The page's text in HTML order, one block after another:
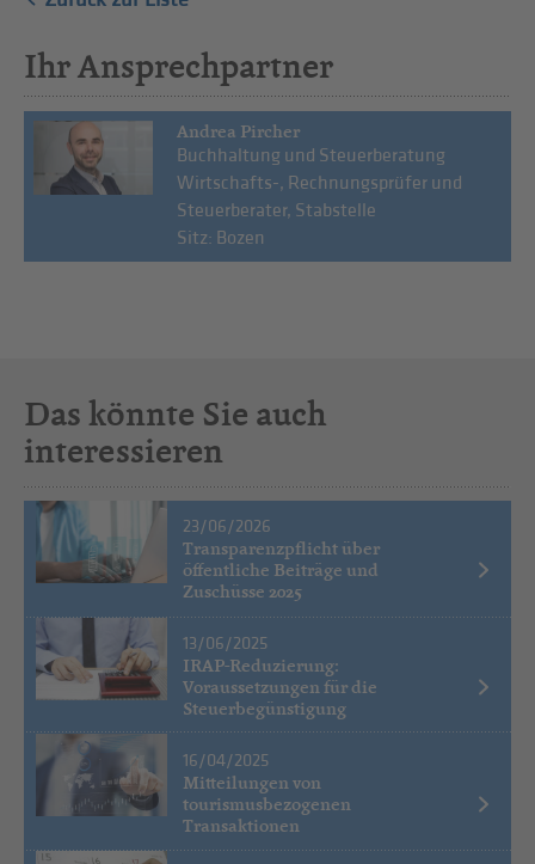
Ihr Ansprechpartner
Andrea Pircher
Buchhaltung und Steuerberatung
Wirtschafts-, Rechnungsprüfer und
Steuerberater, Stabstelle
Sitz: Bozen
Das könnte Sie auch
interessieren
23/06/2026
Transparenzpflicht über
öffentliche Beiträge und
Zuschüsse 2025
13/06/2025
IRAP-Reduzierung:
Voraussetzungen für die
Steuerbegünstigung
16/04/2025
Mitteilungen von
tourismusbezogenen
Transaktionen